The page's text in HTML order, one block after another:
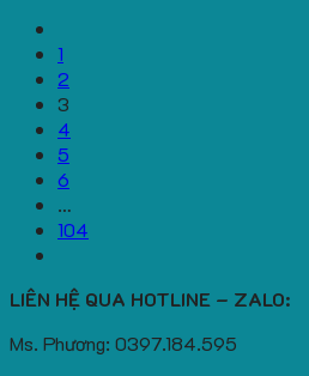
1
2
3
4
5
6
…
104
LIÊN HỆ QUA HOTLINE – ZALO:
Ms. Phương: 0397.184.595